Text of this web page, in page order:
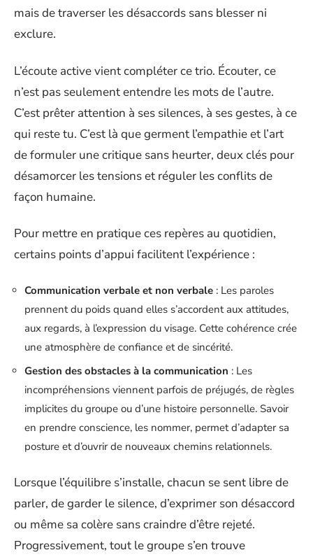
mais de traverser les désaccords sans blesser ni
exclure.
L’écoute active vient compléter ce trio. Écouter, ce
n’est pas seulement entendre les mots de l’autre.
C’est prêter attention à ses silences, à ses gestes, à ce
qui reste tu. C’est là que germent l’empathie et l’art
de formuler une critique sans heurter, deux clés pour
désamorcer les tensions et réguler les conflits de
façon humaine.
Pour mettre en pratique ces repères au quotidien,
certains points d’appui facilitent l’expérience :
Communication verbale et non verbale : Les paroles
prennent du poids quand elles s’accordent aux attitudes,
aux regards, à l’expression du visage. Cette cohérence crée
une atmosphère de confiance et de sincérité.
Gestion des obstacles à la communication : Les
incompréhensions viennent parfois de préjugés, de règles
implicites du groupe ou d’une histoire personnelle. Savoir
en prendre conscience, les nommer, permet d’adapter sa
posture et d’ouvrir de nouveaux chemins relationnels.
Lorsque l’équilibre s’installe, chacun se sent libre de
parler, de garder le silence, d’exprimer son désaccord
ou même sa colère sans craindre d’être rejeté.
Progressivement, tout le groupe s’en trouve